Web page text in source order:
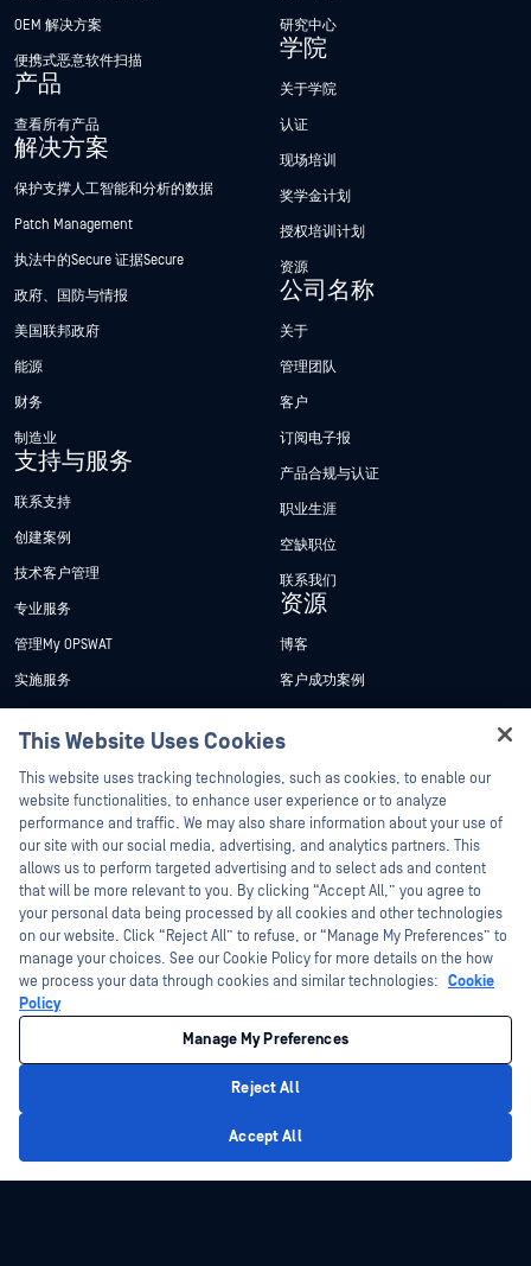
OEM 解决方案
便携式恶意软件扫描
产品
查看所有产品
解决方案
保护支撑人工智能和分析的数据
Patch Management
执法中的Secure 证据Secure
政府、国防与情报
美国联邦政府
能源
财务
制造业
支持与服务
联系支持
创建案例
技术客户管理
专业服务
管理My OPSWAT
实施服务
技术文档
培训
漏洞计划
合作伙伴
认证
技术合作伙伴
渠道合作伙伴计划
研究中心
学院
关于学院
认证
现场培训
奖学金计划
授权培训计划
资源
公司名称
关于
管理团队
客户
订阅电子报
产品合规与认证
职业生涯
空缺职位
联系我们
资源
博客
客户成功案例
新闻报道
活动
网络研讨会
产品型录
白皮书
免费工具
©2026OPSWAT . 保留所有权利。OPSWAT、MetaDefender、Metascan、
MetaAccess、OPSWAT 、"不信任文件，不信任设备"、"OPSWAT "、"保护全球关
键基础设施"、"Deep CDR™技术"、"InQuest"、"InQuest标
识"、"DFI"、"RetroHunt"、"深度文件检测"及"加入追踪"OPSWAT 的商标。第三方
管理 Cookie 偏好
This Website Uses Cookies
This website uses tracking technologies, such as cookies, to enable our
website functionalities, to enhance user experience or to analyze
performance and traffic. We may also share information about your use of
our site with our social media, advertising, and analytics partners. This
allows us to perform targeted advertising and to select ads and content
that will be more relevant to you. By clicking “Accept All,” you agree to
your personal data being processed by all cookies and other technologies
on our website. Click “Reject All” to refuse, or “Manage My Preferences” to
manage your choices. See our Cookie Policy for more details on the how
we process your data through cookies and similar technologies: Cookie
Policy
Manage My Preferences
Reject All
Accept All
Hey there!
I'm Ozzy, your OPSWAT virtual assistant.
How can I help you secure what's critical
today?